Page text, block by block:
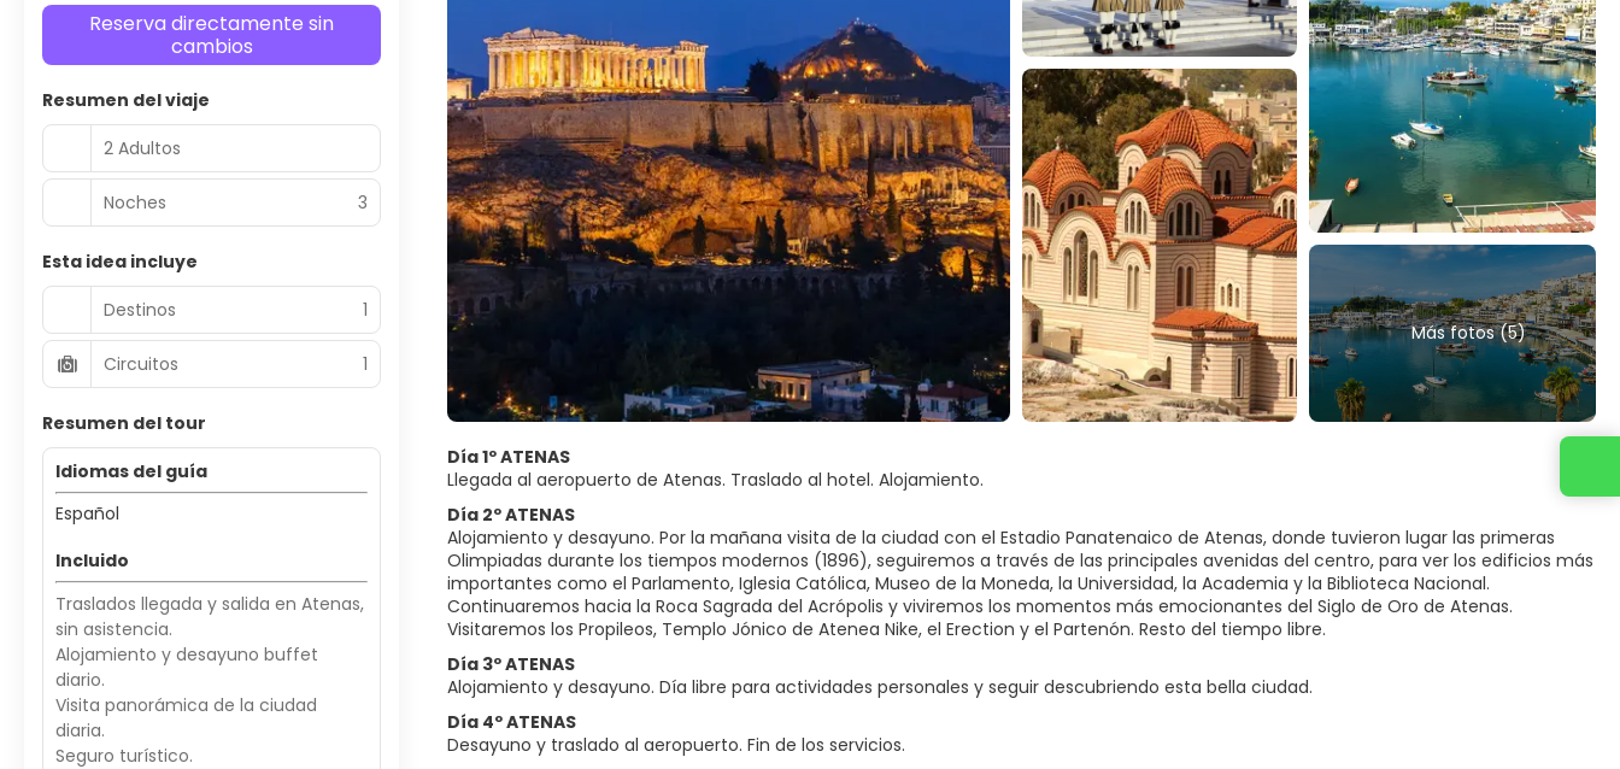
Más fotos (5)
Día 1º ATENAS
Llegada al aeropuerto de Atenas. Traslado al hotel. Alojamiento.
Día 2º ATENAS
Alojamiento y desayuno. Por la mañana visita de la ciudad con el Estadio Panatenaico de Atenas, donde tuvieron lugar las primeras
Olimpiadas durante los tiempos modernos (1896), seguiremos a través de las principales avenidas del centro, para ver los edificios más
importantes como el Parlamento, Iglesia Católica, Museo de la Moneda, la Universidad, la Academia y la Biblioteca Nacional.
Continuaremos hacia la Roca Sagrada del Acrópolis y viviremos los momentos más emocionantes del Siglo de Oro de Atenas.
Visitaremos los Propileos, Templo Jónico de Atenea Nike, el Erection y el Partenón. Resto del tiempo libre.
Día 3º ATENAS
Alojamiento y desayuno. Día libre para actividades personales y seguir descubriendo esta bella ciudad.
Día 4º ATENAS
Desayuno y traslado al aeropuerto. Fin de los servicios.
Reserva directamente sin
cambios
Resumen del viaje
2 Adultos
Noches 3
Esta idea incluye
Destinos
1
Circuitos 1
Resumen del tour
Idiomas del guía
Español
Incluido
Traslados llegada y salida en Atenas,
sin asistencia.
Alojamiento y desayuno buffet
diario.
Visita panorámica de la ciudad
diaria.
Seguro turístico.